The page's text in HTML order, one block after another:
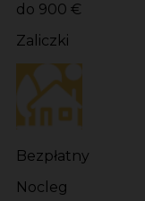
do 900 €
Zaliczki
Bezpłatny
Nocleg